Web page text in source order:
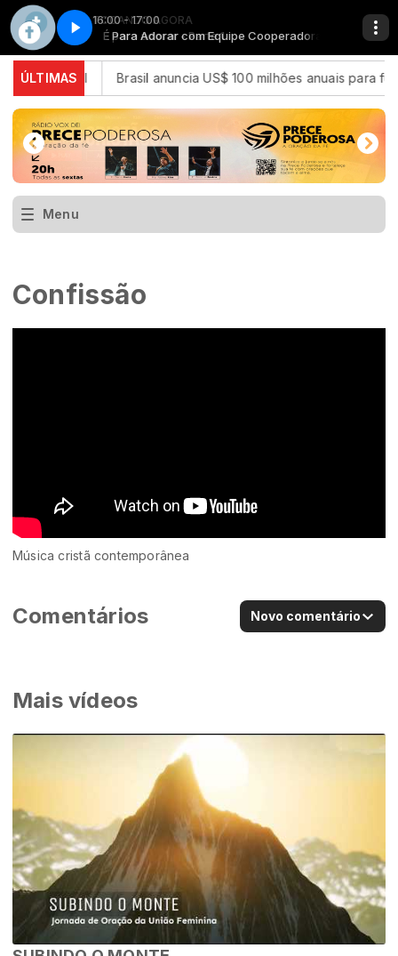
16:00 - 17:00
Cooperadora É Para Adorar com Equipe Cooperadora
TOCANDO AGORA
É para adorar - Parte 1
ÚLTIMAS
no Brasil Brasil anuncia US$ 100 milhões anuais para
Menu
Confissão
Mais vídeos
Música cristã contemporânea
Comentários Novo comentário